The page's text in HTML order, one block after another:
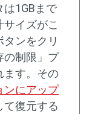
1GBまで
イズがこ
ンをクリ
の制限」プ
ます。その
ンにアップ
て復元する